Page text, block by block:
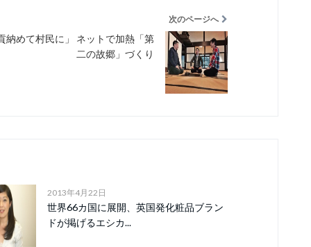
次のページへ
納めて村民に」 ネットで加熱「第
二の故郷」づくり
2013年4月22日
世界66カ国に展開、英国発化粧品ブラン
ドが掲げるエシカ...